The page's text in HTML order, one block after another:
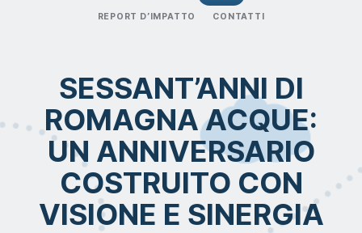
REPORT D’IMPATTO CONTATTI
SESSANT’ANNI DI
ROMAGNA ACQUE:
UN ANNIVERSARIO
COSTRUITO CON
VISIONE E SINERGIA